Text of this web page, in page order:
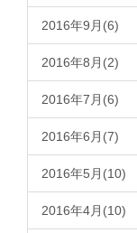
2016年9月(6)
2016年8月(2)
2016年7月(6)
2016年6月(7)
2016年5月(10)
2016年4月(10)